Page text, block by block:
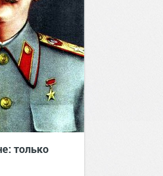
только